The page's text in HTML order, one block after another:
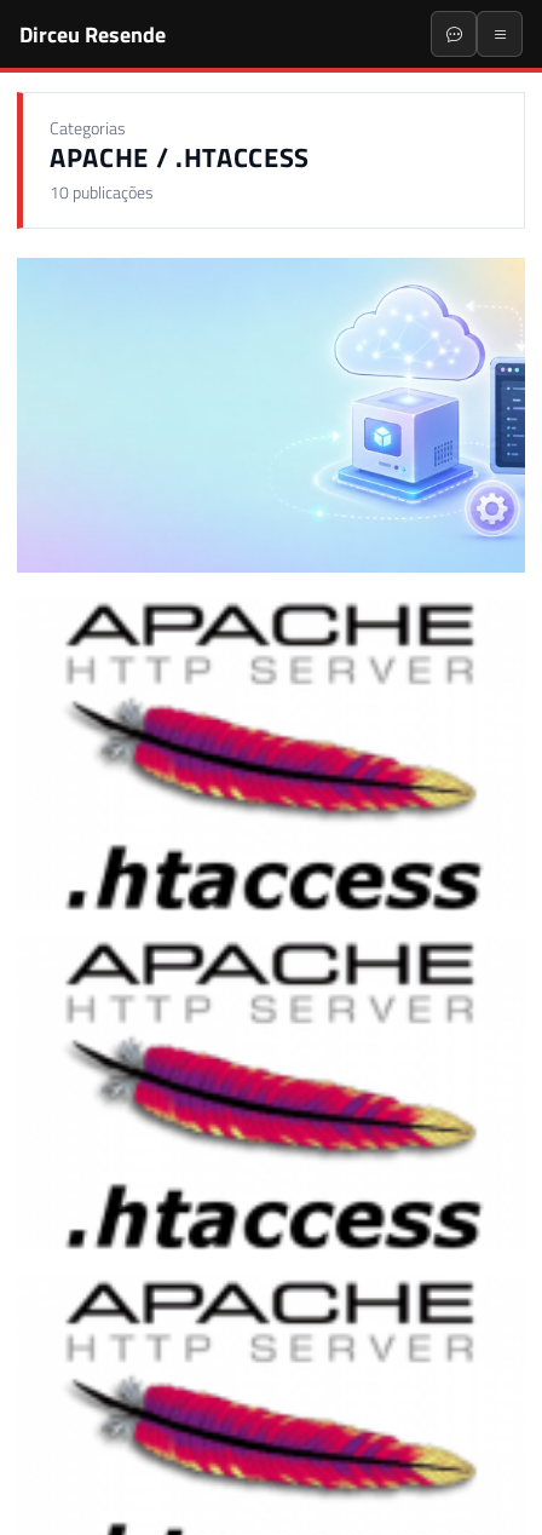
Dirceu Resende
Categorias
APACHE / .HTACCESS
10 publicações
Como instalar e configurar o PHP numa
máquina virtual do Azure
18 de maio de 2026 34 min de leitura
Utilidades do arquivo .htaccess
01 de dezembro de 2016 6 min de leitura
Implementando URL Amigável no Apache
com .htaccess e PHP
02 de abril de 2015 7 min de leitura